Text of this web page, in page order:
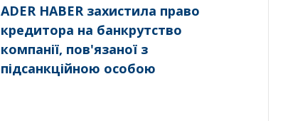
ADER HABER захистила право
кредитора на банкрутство
компанії, пов'язаної з
підсанкційною особою